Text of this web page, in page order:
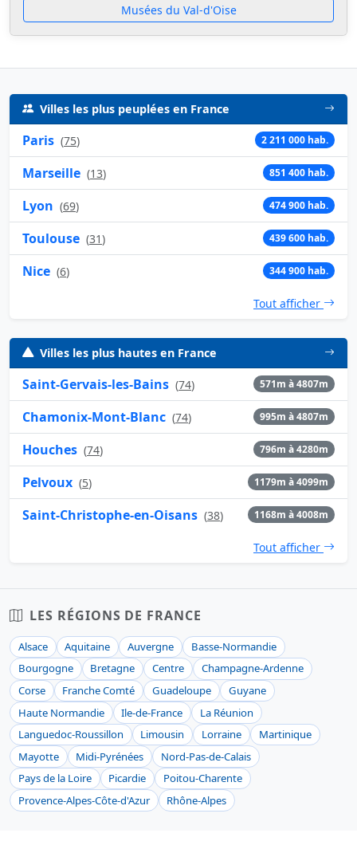
Musées du Val-d'Oise
Villes les plus peuplées en France
Paris (75) 2 211 000 hab.
Marseille (13) 851 400 hab.
Lyon (69) 474 900 hab.
Toulouse (31) 439 600 hab.
Nice (6) 344 900 hab.
Tout afficher
Villes les plus hautes en France
Saint-Gervais-les-Bains (74) 571m à 4807m
Chamonix-Mont-Blanc (74) 995m à 4807m
Houches (74) 796m à 4280m
Pelvoux (5) 1179m à 4099m
Saint-Christophe-en-Oisans (38) 1168m à 4008m
Tout afficher
LES RÉGIONS DE FRANCE
Alsace Aquitaine Auvergne
Basse-Normandie
Bourgogne
Bretagne Centre
Champagne-Ardenne
Corse
Franche Comté Guadeloupe
Guyane
Haute Normandie
Ile-de-France
La Réunion
Languedoc-Roussillon
Limousin Lorraine
Martinique
Mayotte
Midi-Pyrénées
Nord-Pas-de-Calais
Pays de la Loire
Picardie
Poitou-Charente
Provence-Alpes-Côte-d'Azur
Rhône-Alpes